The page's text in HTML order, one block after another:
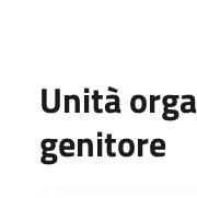
Unità
genitore